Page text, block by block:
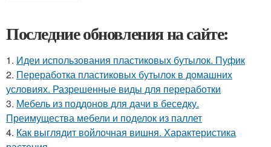
Последние обновления на сайте:
1. Идеи использования пластиковых бутылок. Пуфик
2. Переработка пластиковых бутылок в домашних
условиях. Разрешенные виды для переработки
3. Мебель из поддонов для дачи в беседку.
Преимущества мебели и поделок из паллет
4. Как выглядит войлочная вишня. Характеристика